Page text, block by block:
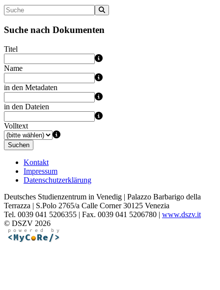
Suche nach Dokumenten
Titel
Name
in den Metadaten
in den Dateien
Volltext
Suchen
Kontakt
Impressum
Datenschutzerklärung
Deutsches Studienzentrum in Venedig | Palazzo Barbarigo della
Terrazza | S.Polo 2765/a Calle Corner 30125 Venezia
Tel. 0039 041 5206355 | Fax. 0039 041 5206780 | www.dszv.it
© DSZV 2026